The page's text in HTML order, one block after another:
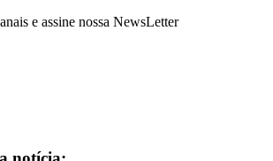
e assine nossa NewsLetter